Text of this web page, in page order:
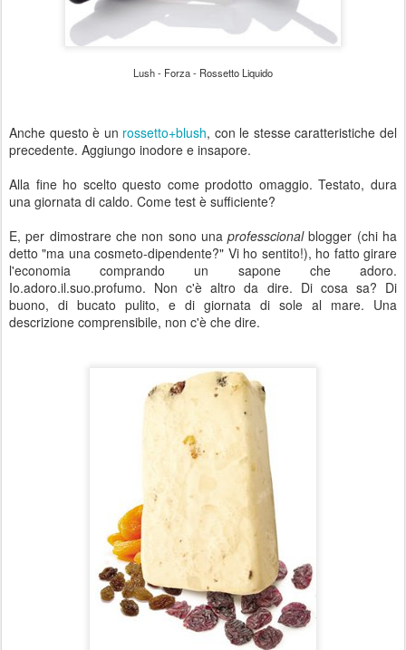
Lush - Forza - Rossetto Liquido
Anche questo è un rossetto+blush, con le stesse caratteristiche del
precedente. Aggiungo inodore e insapore.
Alla fine ho scelto questo come prodotto omaggio. Testato, dura
una giornata di caldo. Come test è sufficiente?
E, per dimostrare che non sono unaprofesscionalblogger (chi ha
detto "ma una cosmeto-dipendente?" Vi ho sentito!), ho fatto girare
l'economia comprando un sapone che adoro.
Io.adoro.il.suo.profumo. Non c'è altro da dire. Di cosa sa? Di
buono, di bucato pulito, e di giornata di sole al mare. Una
descrizione comprensibile, non c'è che dire.